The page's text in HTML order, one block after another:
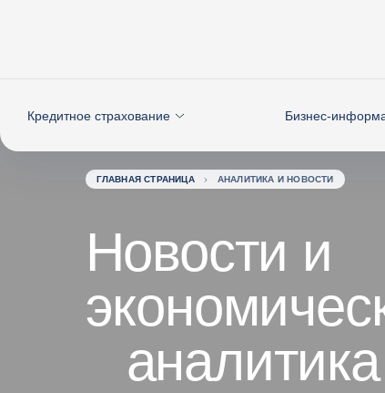
Кредитное страхование Бизнес-
ГЛАВНАЯ СТРАНИЦА АНАЛИТИКА И НОВОСТИ
Новости и